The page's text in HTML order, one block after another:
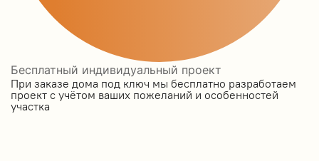
Бесплатный индивидуальный проект
При заказе дома под ключ мы бесплатно разработаем
проект с учётом ваших пожеланий и особенностей
участка